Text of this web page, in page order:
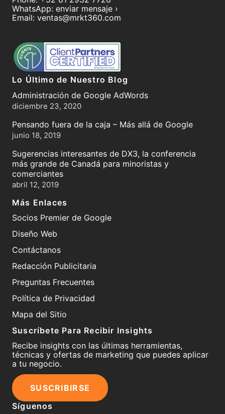
WhatsApp: enviar mensaje ›
Email: ventas@mrkt360.com
Lo Último de Nuestro Blog
Administración de Google AdWords
diciembre 23, 2020
Pensando fuera de la caja – Más allá de Google
junio 18, 2019
Sugerencias interesantes de DX3, la conferencia
más grande de Canadá para minoristas y
comerciantes
abril 12, 2019
Más Enlaces
Socios Premier de Google
Diseño Web
Contáctanos
Redacción Publicitaria
Preguntas Frecuentes
Política de Privacidad
Mapa del Sitio
Suscríbete Para Recibir Insights
Recibe insights con las últimas herramientas,
técnicas y ofertas de marketing que puedes aplicar
a tu negocio.
SUSCRIBIRSE
Síguenos